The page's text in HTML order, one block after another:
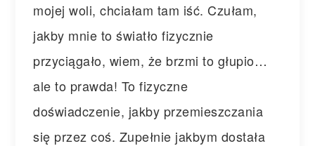
mojej woli, chciałam tam iść. Czułam,
jakby mnie to światło fizycznie
przyciągało, wiem, że brzmi to głupio…
ale to prawda! To fizyczne
doświadczenie, jakby przemieszczania
się przez coś. Zupełnie jakbym dostała